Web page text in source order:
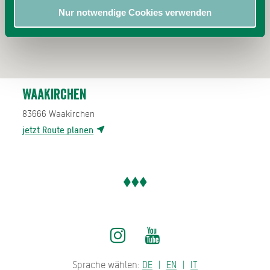
Nur notwendige Cookies verwenden
Waakirchen
83666 Waakirchen
jetzt Route planen
Sprache wählen: DE EN IT